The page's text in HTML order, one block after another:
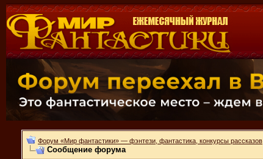
Форум «Мир фантастики» — фэнтези, фантастика, конкурсы рассказов
Сообщение форума